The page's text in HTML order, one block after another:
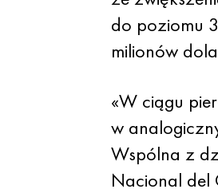
do poziomu
milionów
«W ciągu
w
Wspólna z
Nacional del